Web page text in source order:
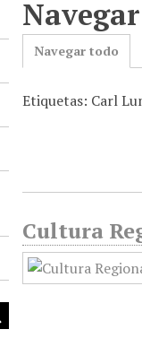
Navegar todo
Etiquetas: Carl
Cultura